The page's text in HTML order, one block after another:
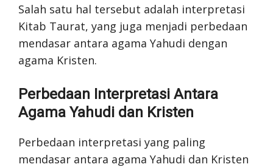
Salah satu hal tersebut adalah interpretasi
Kitab Taurat, yang juga menjadi perbedaan
mendasar antara agama Yahudi dengan
agama Kristen.
Perbedaan Interpretasi Antara
Agama Yahudi dan Kristen
Perbedaan interpretasi yang paling
mendasar antara agama Yahudi dan Kristen